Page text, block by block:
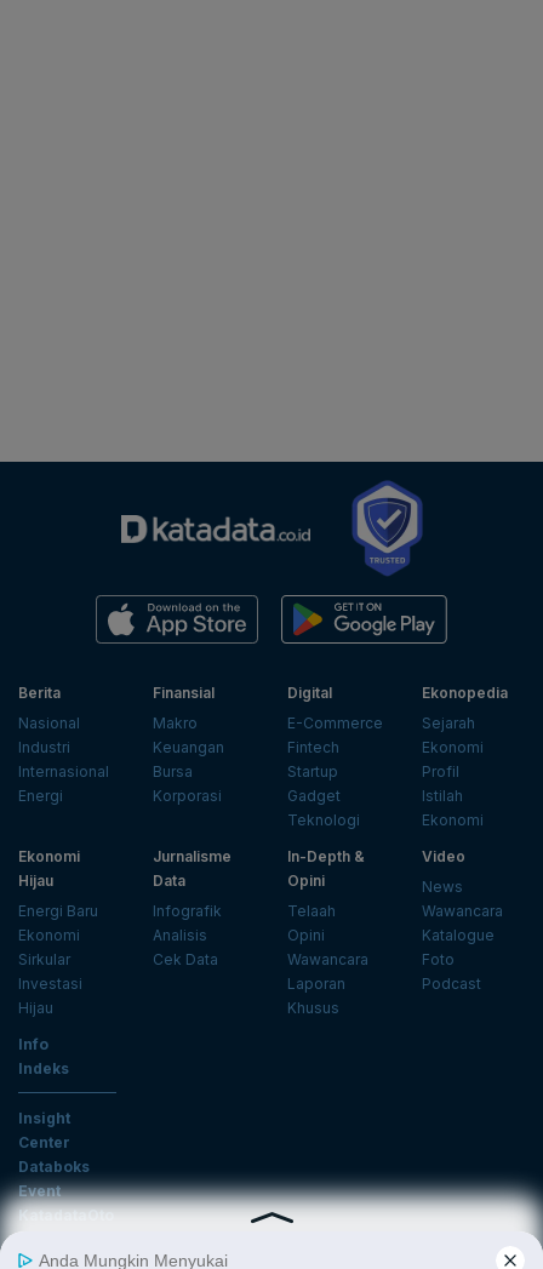
Berita
Nasional
Industri
Internasional
Energi
Finansial
Makro
Keuangan
Bursa
Korporasi
Digital
E-Commerce
Fintech
Startup
Gadget
Teknologi
Ekonopedia
Sejarah
Ekonomi
Profil
Istilah
Ekonomi
Ekonomi
Hijau
Energi Baru
Ekonomi
Sirkular
Investasi
Hijau
Jurnalisme
Data
Infografik
Analisis
Cek Data
In-Depth &
Opini
Telaah
Opini
Wawancara
Laporan
Khusus
Video
News
Wawancara
Katalogue
Foto
Podcast
Info
Indeks
Insight
Center
Databoks
Event
KatadataOto